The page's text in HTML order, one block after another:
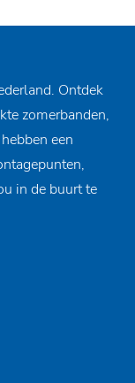
Ontdek
zomerbanden,
een
in de buurt te